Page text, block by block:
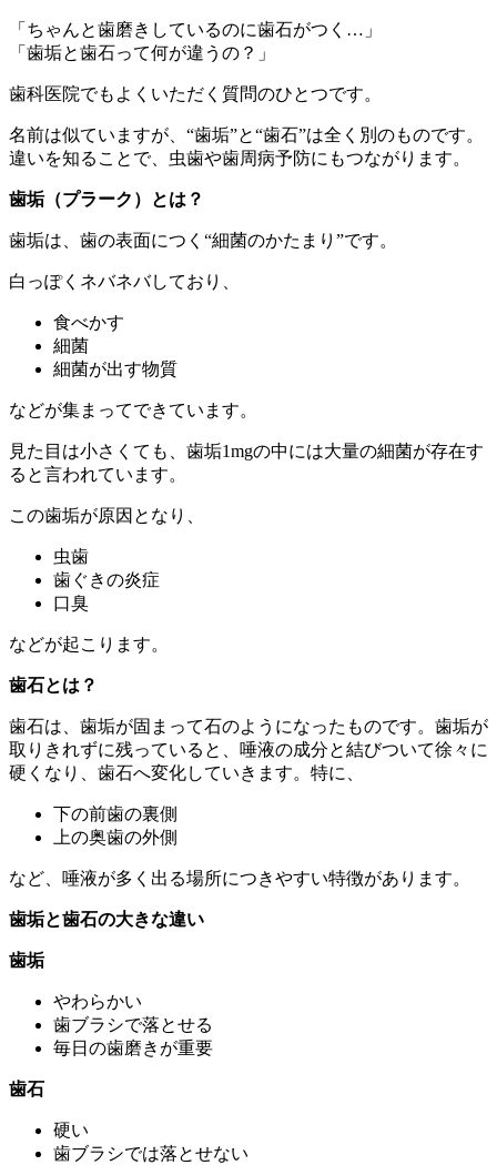
「ちゃんと歯磨きしているのに歯石がつく…」
「歯垢と歯石って何が違うの？」
歯科医院でもよくいただく質問のひとつです。
名前は似ていますが、“歯垢”と“歯石”は全く別のものです。
違いを知ることで、虫歯や歯周病予防にもつながります。
歯垢（プラーク）とは？
歯垢は、歯の表面につく“細菌のかたまり”です。
白っぽくネバネバしており、
食べかす
細菌
細菌が出す物質
などが集まってできています。
見た目は小さくても、歯垢1mgの中には大量の細菌が存在す
ると言われています。
この歯垢が原因となり、
虫歯
歯ぐきの炎症
口臭
などが起こります。
歯石とは？
歯石は、歯垢が固まって石のようになったものです。歯垢が
取りきれずに残っていると、唾液の成分と結びついて徐々に
硬くなり、歯石へ変化していきます。特に、
下の前歯の裏側
上の奥歯の外側
など、唾液が多く出る場所につきやすい特徴があります。
歯垢と歯石の大きな違い
歯垢
やわらかい
歯ブラシで落とせる
毎日の歯磨きが重要
歯石
硬い
歯ブラシでは落とせない